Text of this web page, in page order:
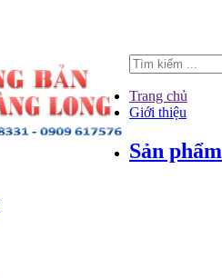
Trang chủ
Giới thiệu
Sản phẩm